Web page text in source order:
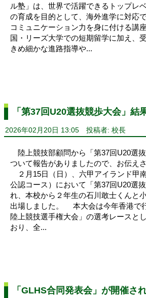
ル塾」は、世界で活躍できるトップレ
の育成を目的として、海外進学に対応
コミュニケーション力を身に付ける講
国・リーズ大学での短期留学に加え、
きめ細かな進路指導や...
「第37回U20選抜競歩大会」結
2026年02月20日 13:05 投稿者: 校長
陸上競技部顧問から「第37回U20選
ついて報告がありましたので、お伝え
２月15日（日）、六甲アイランド甲
公認コース）において「第37回U20選
れ、本校から２年生の石川敢士くんと
出場しました。 本大会は今年香港で
陸上競技選手権大会」の選考レースと
おり、全...
「GLHS合同発表会」が開催さ